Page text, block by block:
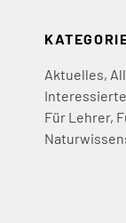
Aktuelles,
Interessierte
Für Lehrer,